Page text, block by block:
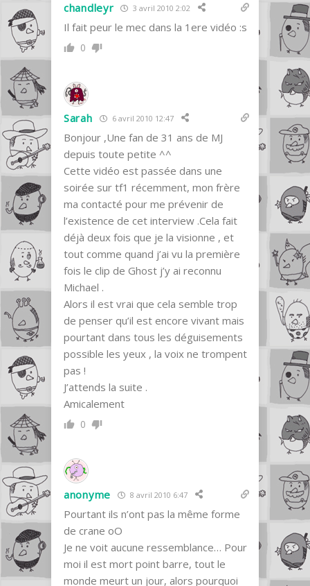
chandleyr 3 avril 2010 2:02
Il fait peur le mec dans la 1ere vidéo :s
0
Sarah 6 avril 2010 12:47
Bonjour ,Une fan de 31 ans de MJ
depuis toute petite ^^
Cette vidéo est passée dans une
soirée sur tf1 récemment, mon frère
ma contacté pour me prévenir de
l’existence de cet interview .Cela fait
déjà deux fois que je la visionne , et
tout comme quand j’ai vu la première
fois le clip de Ghost j’y ai reconnu
Michael .
Alors il est vrai que cela semble trop
de penser qu’il est encore vivant mais
pourtant dans tous les déguisements
possible les yeux , la voix ne trompent
pas !
J’attends la suite .
Amicalement
0
anonyme 8 avril 2010 6:47
Pourtant ils n’ont pas la même forme
de crane oO
Je ne voit aucune ressemblance… Pour
moi il est mort point barre, tout le
monde meurt un jour, alors pourquoi